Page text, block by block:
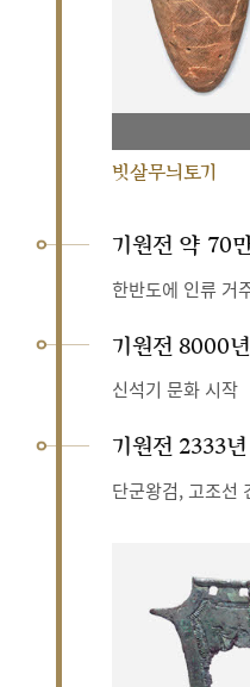
빗살무늬토기
기원전 약 70
한반도에 인류 거
기원전 8000
신석기 문화 시작
기원전 2333년
단군왕검, 고조선